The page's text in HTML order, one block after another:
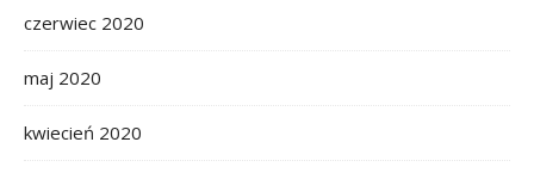
czerwiec 2020
maj 2020
kwiecień 2020